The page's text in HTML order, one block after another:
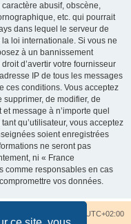
abusif, obscène,
etc. qui pourrait
dans lequel le serveur de
loi internationale. Si vous ne
à un bannissement
d’avertir votre fournisseur
IP de tous les messages
ces conditions. Vous acceptez
de modifier, de
message à n’importe quel
qu’utilisateur, vous acceptez
soient enregistrées
ne seront pas
ni « France
comme responsables en cas
vos données.
UTC+02:00